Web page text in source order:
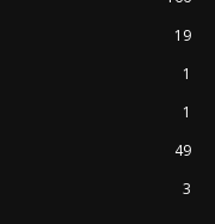
19
1
1
49
3